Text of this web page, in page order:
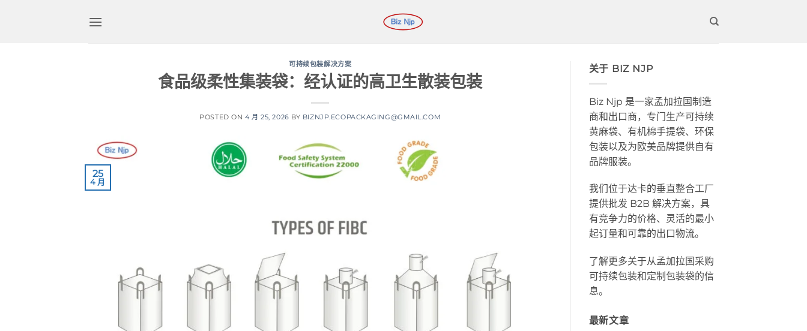
可持续包装解决方案
食品级柔性集装袋：经认证的高卫生散装包装
POSTED ON 4 月 25, 2026 BY BIZNJP.ECOPACKAGING@GMAIL.COM
25
4 月
关于 BIZ NJP
Biz Njp 是一家孟加拉国制造
商和出口商，专门生产可持续
黄麻袋、有机棉手提袋、环保
包装以及为欧美品牌提供自有
品牌服装。
我们位于达卡的垂直整合工厂
提供批发 B2B 解决方案，具
有竞争力的价格、灵活的最小
起订量和可靠的出口物流。
了解更多关于从孟加拉国采购
可持续包装和定制包装袋的信
息。
最新文章